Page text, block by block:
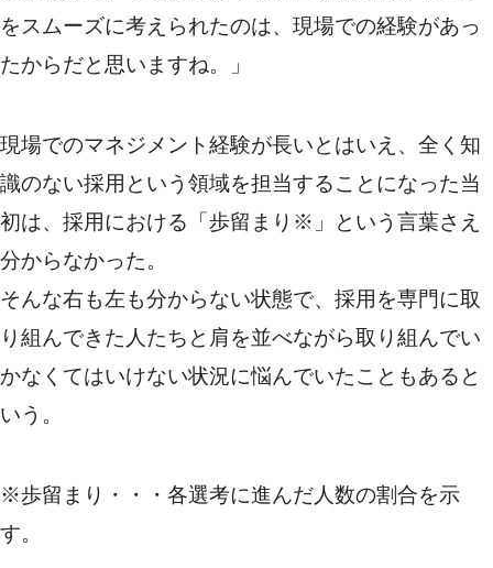
をスムーズに考えられたのは、現場での経験があっ
たからだと思いますね。」
現場でのマネジメント経験が長いとはいえ、全く知
識のない採用という領域を担当することになった当
初は、採用における「歩留まり※」という言葉さえ
分からなかった。
そんな右も左も分からない状態で、採用を専門に取
り組んできた人たちと肩を並べながら取り組んでい
かなくてはいけない状況に悩んでいたこともあると
いう。
※歩留まり・・・各選考に進んだ人数の割合を示
す。